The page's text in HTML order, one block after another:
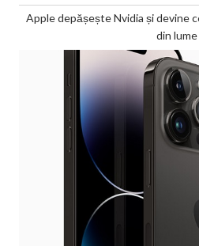
Apple depășește Nvidia și devine
din lume